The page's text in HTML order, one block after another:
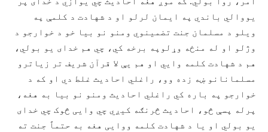
یووالي باندي په ایمان لرلو او د شهادت د کلمې په
ویلو د مسلمان جنت تضمینوي ومنو نو بیا خو د خوارجو د
وژلو او له منځه وړلوپه برخه کي، چي هم خدای یو بولي،
هم د شهادت کلمه وايي او هم یې لا قرآن شریف تر زیاترو
مسلمانانو ښه زده وو، راغلي احادیث غلط دي او که د
خوارجو په باره کي راغلي احادیث ومنو نو بیا به هغه،
پرله پسې څو، احادیث څرنګه کیږي چي وايی څوک چي خدای
یو بولي او یا د شهادت کلمه ووايی هغه به حتماً جنت ته